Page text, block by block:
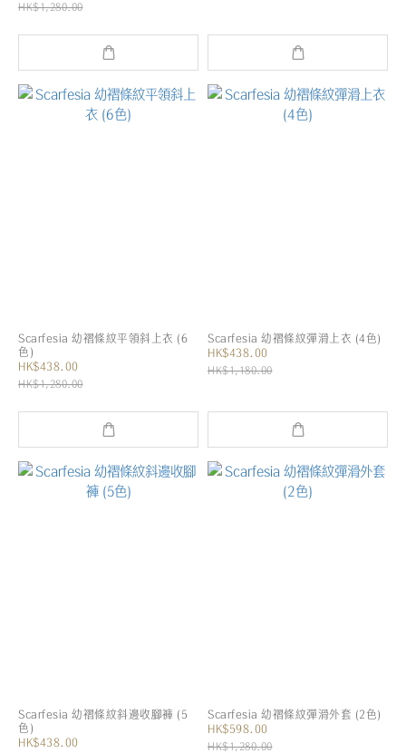
HK$1,280.00
Scarfesia 幼褶條紋平領斜上衣 (6
色)
HK$438.00
HK$1,280.00
Scarfesia 幼褶條紋彈滑上衣 (4色)
HK$438.00
HK$1,180.00
Scarfesia 幼褶條紋斜邊收腳褲 (5
色)
HK$438.00
Scarfesia 幼褶條紋彈滑外套 (2色)
HK$598.00
HK$1,280.00